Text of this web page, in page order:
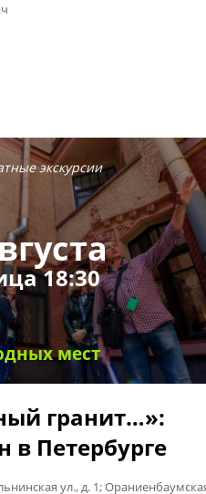
экскурсии
18:30
мест
гранит…»:
в Петербурге
ул., д. 1;